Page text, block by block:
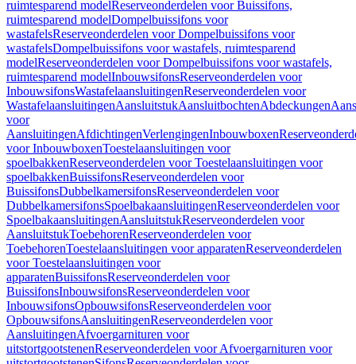
ruimtesparend modelReserveonderdelen voor Buissifons,
ruimtesparend modelDompelbuissifons voor
wastafelsReserveonderdelen voor Dompelbuissifons voor
wastafelsDompelbuissifons voor wastafels, ruimtesparend
modelReserveonderdelen voor Dompelbuissifons voor wastafels,
ruimtesparend modelInbouwsifonsReserveonderdelen voor
InbouwsifonsWastafelaansluitingenReserveonderdelen voor
WastafelaansluitingenAansluitstukAansluitbochtenAbdeckungen
voor
AansluitingenAfdichtingenVerlengingenInbouwboxen
voor InbouwboxenToestelaansluitingen voor
spoelbakkenReserveonderdelen voor Toestelaansluitingen voor
spoelbakkenBuissifonsReserveonderdelen voor
BuissifonsDubbelkamersifonsReserveonderdelen voor
DubbelkamersifonsSpoelbakaansluitingenReserveonderdelen voor
SpoelbakaansluitingenAansluitstukReserveonderdelen voor
AansluitstukToebehorenReserveonderdelen voor
ToebehorenToestelaansluitingen voor apparatenReserveonderdelen
voor Toestelaansluitingen voor
apparatenBuissifonsReserveonderdelen voor
BuissifonsInbouwsifonsReserveonderdelen voor
InbouwsifonsOpbouwsifonsReserveonderdelen voor
OpbouwsifonsAansluitingenReserveonderdelen voor
AansluitingenAfvoergarnituren voor
uitstortgootstenenReserveonderdelen voor Afvoergarnituren voor